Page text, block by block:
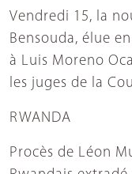
Vendredi 15, la
Bensouda, élue
à Luis Moreno
les juges de la
RWANDA
Procès de Léon